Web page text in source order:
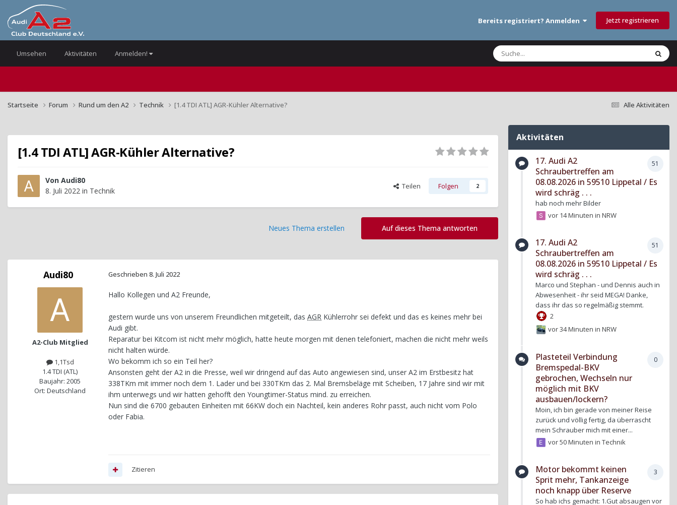
Bereits registriert? Anmelden Jetzt registrieren
Umsehen Aktivitäten Anmelden!
Alle Aktivitäten
Startseite Forum Rund um den A2 Technik [1.4 TDI ATL] AGR-Kühler Alternative?
[1.4 TDI ATL] AGR-Kühler Alternative?
Von Audi80
8. Juli 2022 in Technik Teilen Folgen 2
Auf dieses Thema antworten
Neues Thema erstellen
Audi80
A2-Club Mitglied
1,1Tsd
1.4 TDI (ATL)
Baujahr: 2005
Ort: Deutschland
Geschrieben 8. Juli 2022
Hallo Kollegen und A2 Freunde,
gestern wurde uns von unserem Freundlichen mitgeteilt, das AGR Kühlerrohr sei defekt und das es keines mehr bei
Audi gibt.
Reparatur bei Kitcom ist nicht mehr möglich, hatte heute morgen mit denen telefoniert, machen die nicht mehr weils
nicht halten würde.
Wo bekomm ich so ein Teil her?
Ansonsten geht der A2 in die Presse, weil wir dringend auf das Auto angewiesen sind, unser A2 im Erstbesitz hat
338TKm mit immer noch dem 1. Lader und bei 330TKm das 2. Mal Bremsbeläge mit Scheiben, 17 Jahre sind wir mit
ihm unterwegs und wir hatten gehofft den Youngtimer-Status mind. zu erreichen.
Nun sind die 6700 gebauten Einheiten mit 66KW doch ein Nachteil, kein anderes Rohr passt, auch nicht vom Polo
oder Fabia.
Zitieren
Aktivitäten
51
17. Audi A2
Schraubertreffen am
08.08.2026 in 59510 Lippetal / Es
wird schräg . . .
hab noch mehr Bilder
vor 14 MinuteninNRW
51
17. Audi A2
Schraubertreffen am
08.08.2026 in 59510 Lippetal / Es
wird schräg . . .
Marco und Stephan - und Dennis auch in
Abwesenheit - ihr seid MEGA! Danke,
dass ihr das so regelmäßig stemmt.
2
vor 34 MinuteninNRW
0
Plasteteil Verbindung
Bremspedal-BKV
gebrochen, Wechseln nur
möglich mit BKV
ausbauen/lockern?
Moin, ich bin gerade von meiner Reise
zurück und völlig fertig, da überrascht
mein Schrauber mich mit einer...
vor 50 MinuteninTechnik
3
Motor bekommt keinen
Sprit mehr, Tankanzeige
noch knapp über Reserve
So hab ichs gemacht: 1.Gut absaugen vor